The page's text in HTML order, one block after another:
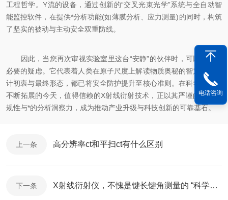
工程哲学。Y流的设备，通过创新的“交叉光束光学”系统与全自动智
能监控软件，在提供*分析功能(如薄膜分析、应力测量)的同时，构筑
了坚实的被动与主动安全双重防线。
因此，当您再次审视实验室里这台“安静”的伙伴时，可以放下不
必要的疑虑。它代表着人类在原子尺度上解读物质奥秘的智慧，其设
计初衷与最终形态，都已将安全防护提升至核心准则。在科学的边界
不断拓展的今天，值得信赖的X射线衍射技术，正以其严谨的安全合
规性与*的分析洞察力，成为推动产业升级与科技创新的可靠基石。
上一条 高分辨率ct和平扫ct有什么区别
下一条 X射线衍射仪，不愧是键长键角测量的 “科学火眼金睛”
电话咨询